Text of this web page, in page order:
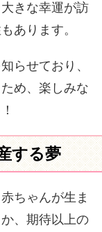
きな幸運が訪
あります。
らせており、
め、楽しみな
する夢
ちゃんが生ま
、期待以上の